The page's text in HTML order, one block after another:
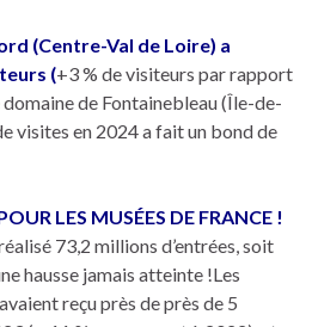
(Centre-Val de Loire) a
(+3 % de visiteurs par rapport
domaine de Fontainebleau (Île-de-
visites en 2024 a fait un bond de
LES MUSÉES DE FRANCE !
73,2 millions d’entrées, soit
hausse jamais atteinte !Les
reçu près de près de 5